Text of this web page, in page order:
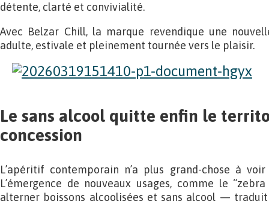
détente, clarté et convivialité.
Avec Belzar Chill, la marque revendique une
adulte, estivale et pleinement tournée vers le plaisir.
Le sans alcool quitte enfin le
concession
L’apéritif contemporain n’a plus grand-chose à
L’émergence de nouveaux usages, comme le
alterner boissons alcoolisées et sans alcool —